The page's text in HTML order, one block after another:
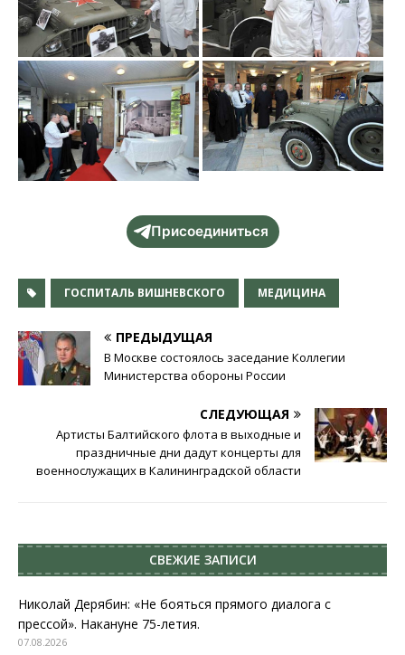
Присоединиться
ГОСПИТАЛЬ ВИШНЕВСКОГО МЕДИЦИНА
ПРЕДЫДУЩАЯ
В Москве состоялось заседание Коллегии
Министерства обороны России
СЛЕДУЮЩАЯ
Артисты Балтийского флота в выходные и
праздничные дни дадут концерты для
военнослужащих в Калининградской области
СВЕЖИЕ ЗАПИСИ
Николай Дерябин: «Не бояться прямого диалога с
прессой». Накануне 75-летия.
07.08.2026